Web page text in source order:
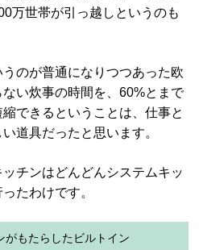
万世帯が引っ越しというのも
のが普通になりつつあった欧
い炊事の時間を、60%とまで
できるということは、仕事と
道具だったと思います。
チンはどんどんシステムキッ
たわけです。
がもたらしたビルトイン